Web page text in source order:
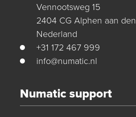
Vennootsweg 15
2404 CG Alphen aan
Nederland
+31 172 467 999
info@numatic.nl
Numatic support